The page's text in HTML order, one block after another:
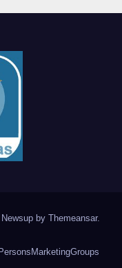
by Themeansar.
MarketingGroups